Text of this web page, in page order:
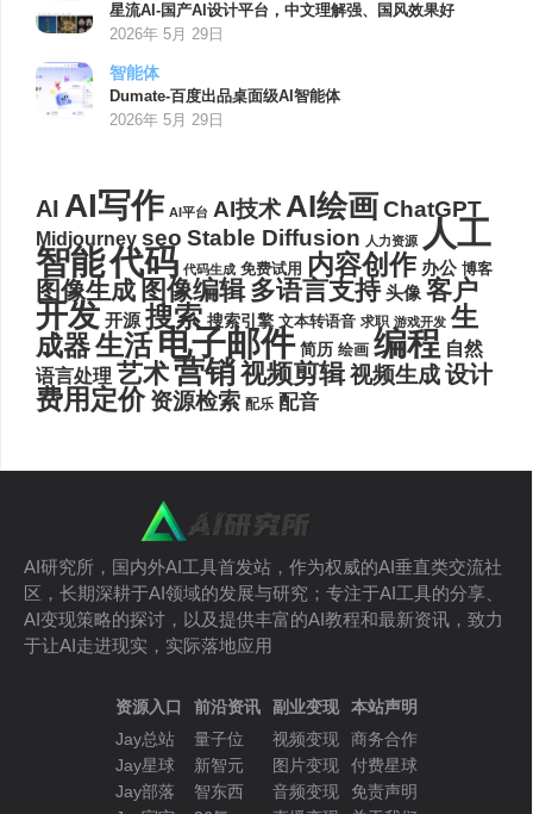
星流AI-国产AI设计平台，中文理解强、国风效果好
2026年 5月 29日
智能体
Dumate-百度出品桌面级AI智能体
2026年 5月 29日
AI AI写作 AI平台 AI技术AI绘画ChatGPT
Midjourney seo Stable Diffusion 人力资源 人工
智能代码 代码生成 免费试用 内容创作 办公 博客
图像生成 图像编辑 多语言支持 头像 客户
开发 开源 搜索 搜索引擎 文本转语音 求职 游戏开发 生
成器生活电子邮件 简历 绘画 编程 自然
语言处理 艺术营销视频剪辑视频生成设计
费用定价 资源检索 配乐 配音
AI研究所，国内外AI工具首发站，作为权威的AI垂直类交流社
区，长期深耕于AI领域的发展与研究；专注于AI工具的分享、
AI变现策略的探讨，以及提供丰富的AI教程和最新资讯，致力
于让AI走进现实，实际落地应用
资源入口
Jay总站
Jay星球
Jay部落
前沿资讯
量子位
新智元
智东西
副业变现
视频变现
图片变现
音频变现
本站声明
商务合作
付费星球
免责声明